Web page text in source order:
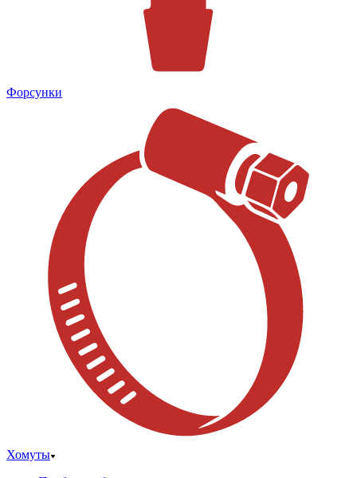
Форсунки
Хомуты